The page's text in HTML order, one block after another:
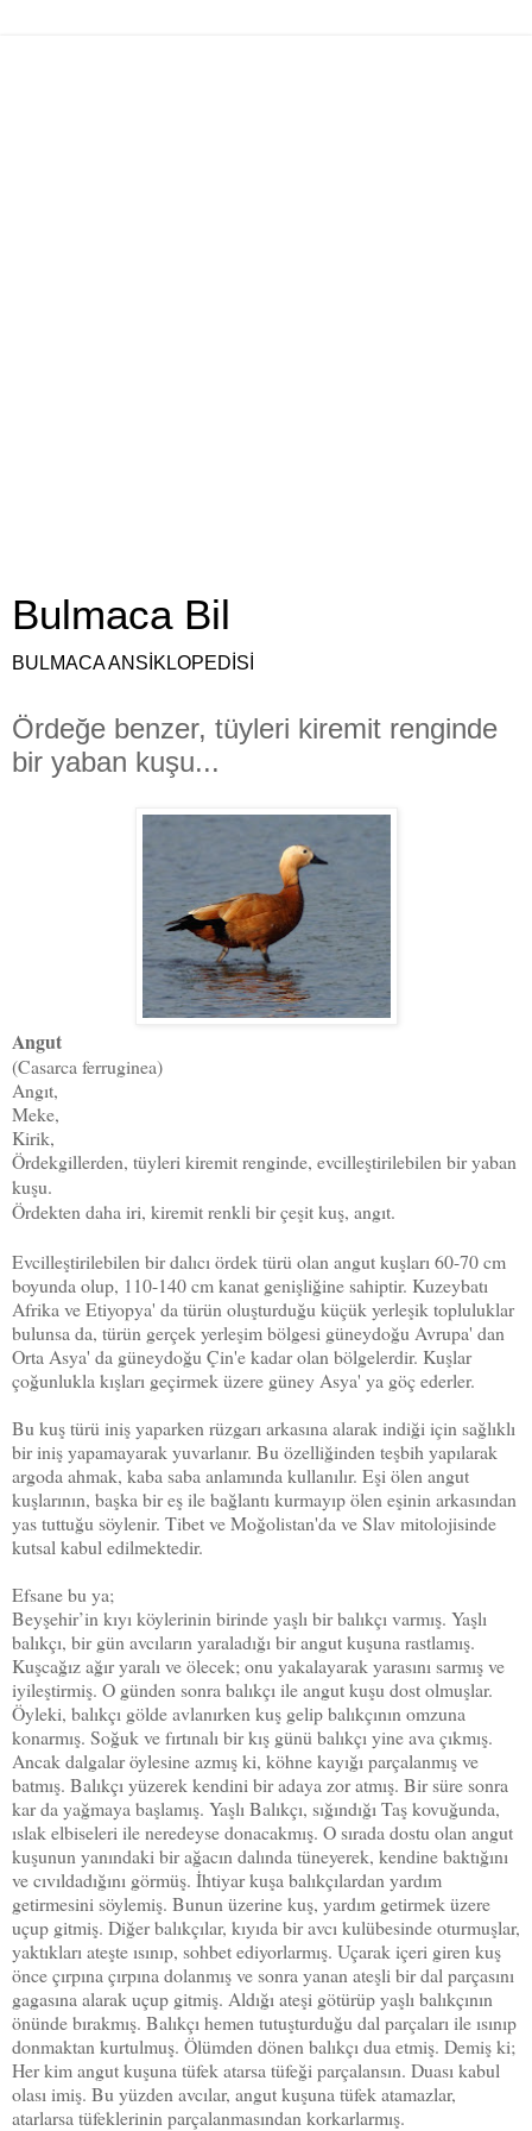
Bulmaca Bil
BULMACA ANSİKLOPEDİSİ
Ördeğe benzer, tüyleri kiremit renginde
bir yaban kuşu...
Angut
(Casarca ferruginea)
Angıt,
Meke,
Kirik,
Ördekgillerden, tüyleri kiremit renginde, evcilleştirilebilen bir yaban
kuşu.
Ördekten daha iri, kiremit renkli bir çeşit kuş, angıt.
Evcilleştirilebilen bir dalıcı ördek türü olan angut kuşları 60-70 cm
boyunda olup, 110-140 cm kanat genişliğine sahiptir. Kuzeybatı
Afrika ve Etiyopya' da türün oluşturduğu küçük yerleşik topluluklar
bulunsa da, türün gerçek yerleşim bölgesi güneydoğu Avrupa' dan
Orta Asya' da güneydoğu Çin'e kadar olan bölgelerdir. Kuşlar
çoğunlukla kışları geçirmek üzere güney Asya' ya göç ederler.
Bu kuş türü iniş yaparken rüzgarı arkasına alarak indiği için sağlıklı
bir iniş yapamayarak yuvarlanır. Bu özelliğinden teşbih yapılarak
argoda ahmak, kaba saba anlamında kullanılır. Eşi ölen angut
kuşlarının, başka bir eş ile bağlantı kurmayıp ölen eşinin arkasından
yas tuttuğu söylenir. Tibet ve Moğolistan'da ve Slav mitolojisinde
kutsal kabul edilmektedir.
Efsane bu ya;
Beyşehir’in kıyı köylerinin birinde yaşlı bir balıkçı varmış. Yaşlı
balıkçı, bir gün avcıların yaraladığı bir angut kuşuna rastlamış.
Kuşcağız ağır yaralı ve ölecek; onu yakalayarak yarasını sarmış ve
iyileştirmiş. O günden sonra balıkçı ile angut kuşu dost olmuşlar.
Öyleki, balıkçı gölde avlanırken kuş gelip balıkçının omzuna
konarmış. Soğuk ve fırtınalı bir kış günü balıkçı yine ava çıkmış.
Ancak dalgalar öylesine azmış ki, köhne kayığı parçalanmış ve
batmış. Balıkçı yüzerek kendini bir adaya zor atmış. Bir süre sonra
kar da yağmaya başlamış. Yaşlı Balıkçı, sığındığı Taş kovuğunda,
ıslak elbiseleri ile neredeyse donacakmış. O sırada dostu olan angut
kuşunun yanındaki bir ağacın dalında tüneyerek, kendine baktığını
ve cıvıldadığını görmüş. İhtiyar kuşa balıkçılardan yardım
getirmesini söylemiş. Bunun üzerine kuş, yardım getirmek üzere
uçup gitmiş. Diğer balıkçılar, kıyıda bir avcı kulübesinde oturmuşlar,
yaktıkları ateşte ısınıp, sohbet ediyorlarmış. Uçarak içeri giren kuş
önce çırpına çırpına dolanmış ve sonra yanan ateşli bir dal parçasını
gagasına alarak uçup gitmiş. Aldığı ateşi götürüp yaşlı balıkçının
önünde bırakmış. Balıkçı hemen tutuşturduğu dal parçaları ile ısınıp
donmaktan kurtulmuş. Ölümden dönen balıkçı dua etmiş. Demiş ki;
Her kim angut kuşuna tüfek atarsa tüfeği parçalansın. Duası kabul
olası imiş. Bu yüzden avcılar, angut kuşuna tüfek atamazlar,
atarlarsa tüfeklerinin parçalanmasından korkarlarmış.